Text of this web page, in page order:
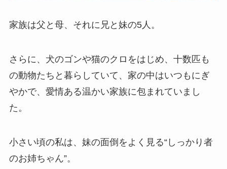
家族は父と母、それに兄と妹の5人。
さらに、犬のゴンや猫のクロをはじめ、十数匹も
の動物たちと暮らしていて、家の中はいつもにぎ
やかで、愛情ある温かい家族に包まれていまし
た。
小さい頃の私は、妹の面倒をよく見る“しっかり者
のお姉ちゃん”。